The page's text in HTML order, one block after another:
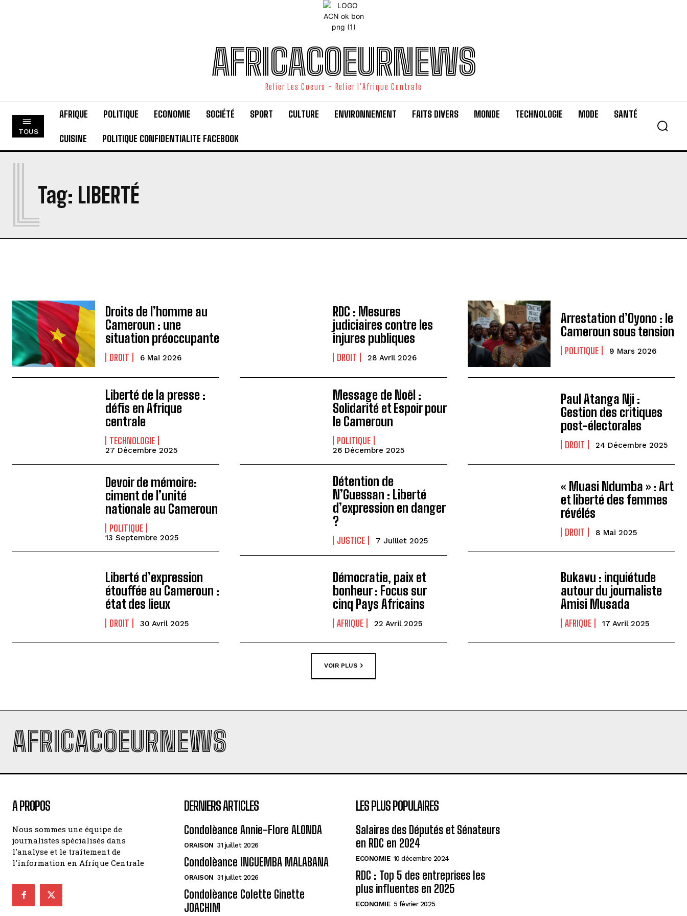
AFRICACOEURNEWS
Relier Les Coeurs - Relier l'Afrique Centrale
TOUS
AFRIQUE POLITIQUE ECONOMIE SOCIÉTÉ SPORT CULTURE ENVIRONNEMENT FAITS DIVERS MONDE TECHNOLOGIE MODE SANTÉ
CUISINE POLITIQUE CONFIDENTIALITE FACEBOOK
Tag: LIBERTÉ
L
Droits de l’homme au
Cameroun : une
situation préoccupante
DROIT 6 Mai 2026
RDC : Mesures
judiciaires contre les
injures publiques
DROIT 28 Avril 2026
Arrestation d’Oyono : le
Cameroun sous tension
POLITIQUE 9 Mars 2026
Liberté de la presse :
défis en Afrique
centrale
TECHNOLOGIE
27 Décembre 2025
Message de Noël :
Solidarité et Espoir pour
le Cameroun
POLITIQUE
26 Décembre 2025
Paul Atanga Nji :
Gestion des critiques
post-électorales
DROIT 24 Décembre 2025
Devoir de mémoire:
ciment de l’unité
nationale au Cameroun
POLITIQUE
13 Septembre 2025
Détention de
N’Guessan : Liberté
d’expression en danger
?
JUSTICE 7 Juillet 2025
« Muasi Ndumba » : Art
et liberté des femmes
révélés
DROIT 8 Mai 2025
Liberté d’expression
étouffée au Cameroun :
état des lieux
DROIT 30 Avril 2025
Démocratie, paix et
bonheur : Focus sur
cinq Pays Africains
AFRIQUE 22 Avril 2025
Bukavu : inquiétude
autour du journaliste
Amisi Musada
AFRIQUE 17 Avril 2025
VOIR PLUS
AFRICACOEURNEWS
A PROPOS
Nous sommes une équipe de
journalistes spécialisés dans
l'analyse et le traitement de
l'information en Afrique Centrale
DERNIERS ARTICLES
Condolèance Annie-Flore ALONDA
ORAISON 31 juillet 2026
Condolèance INGUEMBA MALABANA
ORAISON 31 juillet 2026
Condolèance Colette Ginette
JOACHIM
LES PLUS POPULAIRES
Salaires des Députés et Sénateurs
en RDC en 2024
ECONOMIE 10 décembre 2024
RDC : Top 5 des entreprises les
plus influentes en 2025
ECONOMIE 5 février 2025